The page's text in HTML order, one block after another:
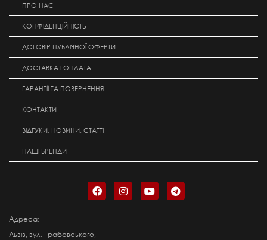
ПРО НАС
КОНФІДЕНЦІЙНІСТЬ
ДОГОВІР ПУБЛІЧНОЇ ОФЕРТИ
ДОСТАВКА І ОПЛАТА
ГАРАНТІЇ ТА ПОВЕРНЕННЯ
КОНТАКТИ
ВІДГУКИ, НОВИНИ, СТАТТІ
НАШІ БРЕНДИ
Адреса:
Львів, вул. Грабовського, 11